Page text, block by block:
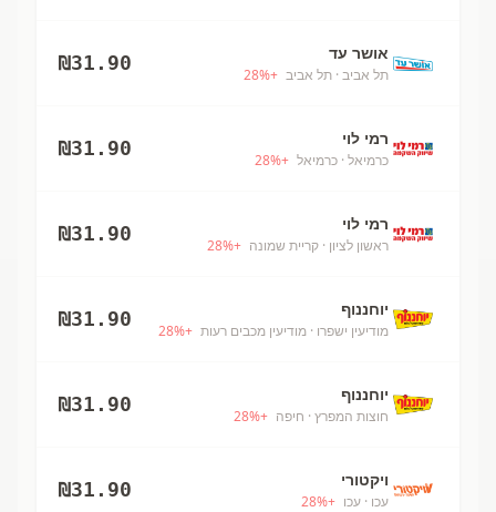
אושר עד
תל אביב · תל אביב +
28%
₪31.90
רמי לוי
כרמיאל · כרמיאל +
28%
₪31.90
רמי לוי
ראשון לציון · קריית שמונה +
28%
₪31.90
יוחננוף
מודיעין ישפרו · מודיעין מכבים רעות +
28%
₪31.90
יוחננוף
חוצות המפרץ · חיפה +
28%
₪31.90
ויקטורי
עכו · עכו +
28%
₪31.90